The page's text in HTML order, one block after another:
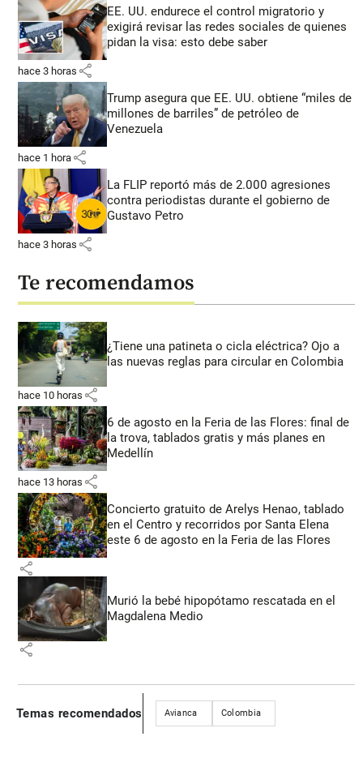
EE. UU. endurece el control migratorio y
exigirá revisar las redes sociales de quienes
pidan la visa: esto debe saber
hace 3 horas share
Trump asegura que EE. UU. obtiene “miles de
millones de barriles” de petróleo de
Venezuela
hace 1 hora share
La FLIP reportó más de 2.000 agresiones
contra periodistas durante el gobierno de
Gustavo Petro
hace 3 horas share
Te recomendamos
¿Tiene una patineta o cicla eléctrica? Ojo a
las nuevas reglas para circular en Colombia
hace 10 horas share
6 de agosto en la Feria de las Flores: final de
la trova, tablados gratis y más planes en
Medellín
hace 13 horas share
Concierto gratuito de Arelys Henao, tablado
en el Centro y recorridos por Santa Elena
este 6 de agosto en la Feria de las Flores
share
Murió la bebé hipopótamo rescatada en el
Magdalena Medio
share
Temas recomendados Avianca Colombia